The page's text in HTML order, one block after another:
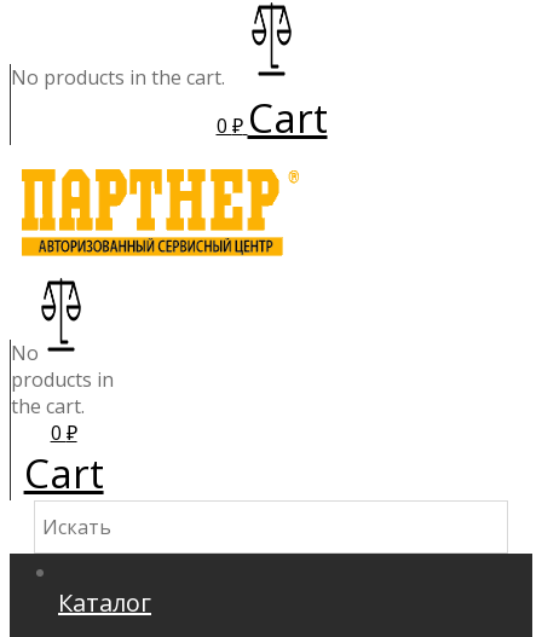
No products in the cart.
0 ₽ Cart
No
products in
the cart.
0 ₽
Cart
Каталог